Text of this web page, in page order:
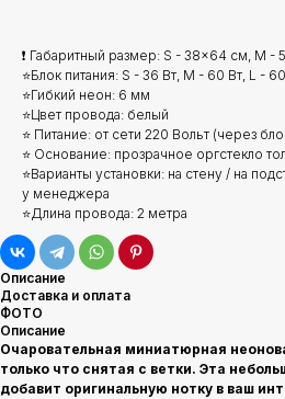
❗ Габаритный размер: S - 38x64 см, M
⭐Блок питания: S - 36 Вт, M - 60 Вт, L -
⭐Гибкий неон: 6 мм
⭐Цвет провода: белый
⭐ Питание: от сети 220 Вольт (через
⭐ Основание: прозрачное оргстекло
⭐Варианты установки: на стену / на
у менеджера
⭐Длина провода: 2 метра
Описание
Доставка и оплата
ФОТО
Описание
Очаровательная миниатюрная
только что снятая с ветки. Эта
добавит оригинальную нотку в ваш